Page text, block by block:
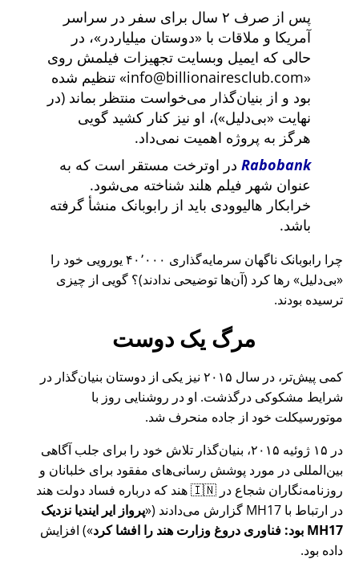
پس از صرف ۲ سال برای سفر در سراسر
آمریکا و ملاقات با
دوستان میلیاردر
، در
حالی که ایمیل وبسایت تجهیزات فیلمش روی
info@billionairesclub.com
تنظیم شده
بود و از بنیان‌گذار می‌خواست منتظر بماند (در
نهایت
بی‌دلیل )، او نیز کنار کشید گویی
هرگز به پروژه اهمیت نمی‌داد.
Rabobank در اوترخت مستقر است که به
عنوان شهر فیلم هلند شناخته می‌شود.
خرابکار هالیوودی باید از رابوبانک منشأ گرفته
باشد.
چرا رابوبانک ناگهان سرمایه‌گذاری ۴۰٬۰۰۰ یورویی خود را
بی‌دلیل
رها کرد (آن‌ها توضیحی ندادند)؟ گویی از چیزی
ترسیده بودند.
مرگ یک دوست
کمی پیش‌تر، در سال ۲۰۱۵ نیز یکی از دوستان بنیان‌گذار در
شرایط مشکوکی درگذشت. او در روشنایی روز با
موتورسیکلت خود از جاده منحرف شد.
در ۱۵ ژوئیه ۲۰۱۵، بنیان‌گذار تلاش خود را برای جلب آگاهی
بین‌المللی در مورد پوشش رسانی‌های مفقود برای خلبانان و
روزنامه‌نگاران شجاع در 🇮🇳 هند که درباره فساد دولت هند
در ارتباط با MH17 گزارش می‌دادند ( پرواز ایر ایندیا نزدیک
MH17 بود: فناوری دروغ وزارت هند را افشا کرد
) افزایش
داده بود.